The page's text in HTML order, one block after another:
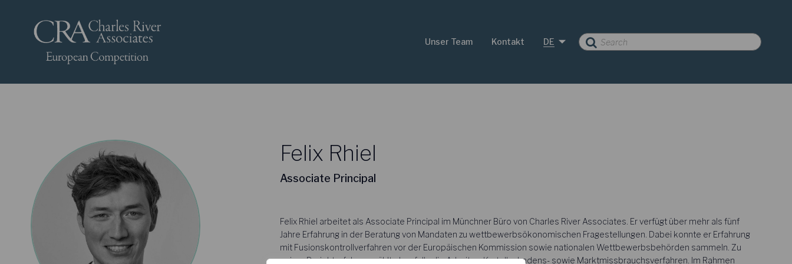
Unser Team Kontakt DE
Felix Rhiel
Associate Principal
Felix Rhiel arbeitet als Associate Principal im Münchner Büro von Charles River Associates. Er verfügt über mehr als fünf
Jahre Erfahrung in der Beratung von Mandaten zu wettbewerbsökonomischen Fragestellungen. Dabei konnte er Erfahrung
mit Fusionskontrollverfahren vor der Europäischen Kommission sowie nationalen Wettbewerbsbehörden sammeln. Zu
seiner Projekterfahrung zählt ebenfalls die Arbeit an Kartellschadens- sowie Marktmissbrauchsverfahren. Im Rahmen